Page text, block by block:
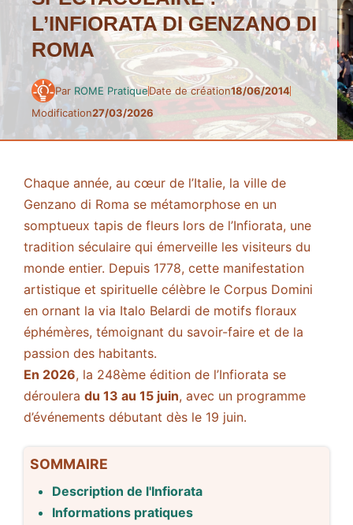
L’INFIORATA DI GENZANO DI
ROMA
Par ROME PratiqueDate de création18/06/2014
Modification27/03/2026
Chaque année, au cœur de l’Italie, la ville de
Genzano di Roma se métamorphose en un
somptueux tapis de fleurs lors de l’Infiorata, une
tradition séculaire qui émerveille les visiteurs du
monde entier. Depuis 1778, cette manifestation
artistique et spirituelle célèbre le Corpus Domini
en ornant la via Italo Belardi de motifs floraux
éphémères, témoignant du savoir-faire et de la
passion des habitants.
En 2026, la 248ème édition de l’Infiorata se
déroulera du 13 au 15 juin, avec un programme
d’événements débutant dès le 19 juin.
SOMMAIRE
Description de l'Infiorata
Informations pratiques